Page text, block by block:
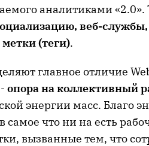
аналитиками
веб-
(теги).
главное отличие
опора на коллективный
энергии масс. Благо
самое что ни на есть
вызванные тем, что